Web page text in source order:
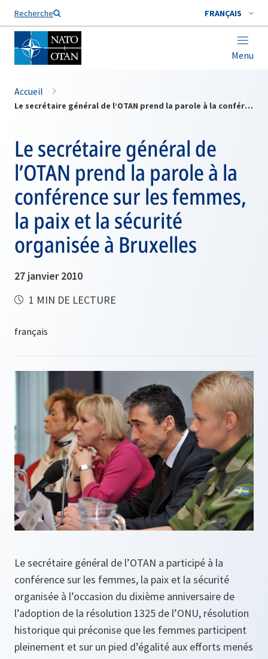
Recherche FRANÇAIS
Menu
Nom de famille*
Accueil
Le secrétaire général de l’OTAN prend la parole à la conférence sur les femmes, la paix et la sécurité organisée à Bruxelles
Le secrétaire général de
l’OTAN prend la parole à la
conférence sur les femmes,
la paix et la sécurité
organisée à Bruxelles
27 janvier 2010
1 MIN DE LECTURE
Le secrétaire général de l’OTAN a participé à la
conférence sur les femmes, la paix et la sécurité
organisée à l’occasion du dixième anniversaire de
l’adoption de la résolution 1325 de l’ONU, résolution
historique qui préconise que les femmes participent
pleinement et sur un pied d’égalité aux efforts menés